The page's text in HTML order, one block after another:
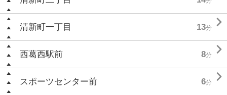
清新町一丁目 13分 
西葛西駅前 8分 
スポーツセンター前 6分 